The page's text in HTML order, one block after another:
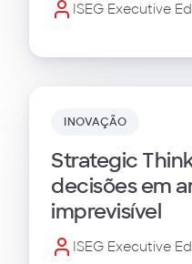
ISEG Executive
INOVAÇÃO
Strategic
decisões em
imprevisível
ISEG Executive